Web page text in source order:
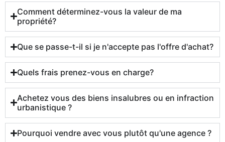
Comment déterminez-vous la valeur de ma
propriété?
Que se passe-t-il si je n'accepte pas l'offre d'achat?
Quels frais prenez-vous en charge?
Achetez vous des biens insalubres ou en infraction
urbanistique ?
Pourquoi vendre avec vous plutôt qu'une agence ?